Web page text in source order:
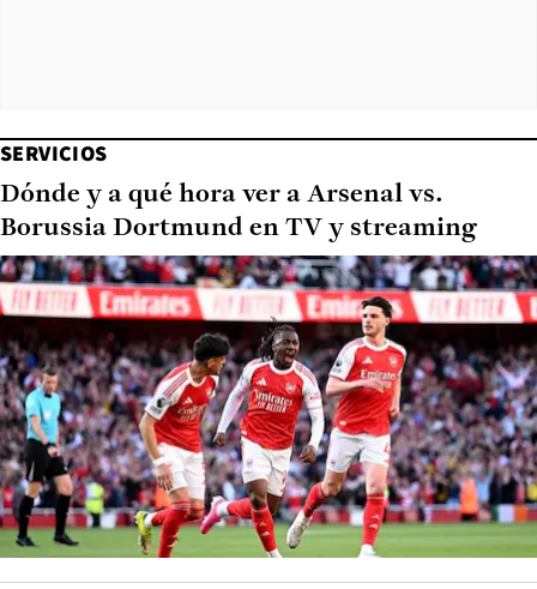
SERVICIOS
Dónde y a qué hora ver a Arsenal vs.
Borussia Dortmund en TV y streaming